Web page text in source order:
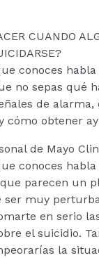
CUANDO
conoces
no sepas qué
de alarma,
cómo obtener
de Mayo
conoces
parecen un
ser muy
en serio
el suicidio.
la